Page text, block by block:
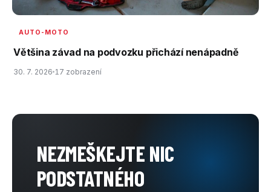
AUTO-MOTO
Většina závad na podvozku přichází nenápadně
30. 7. 2026 17 zobrazení
NEZMEŠKEJTE NIC
PODSTATNÉHO